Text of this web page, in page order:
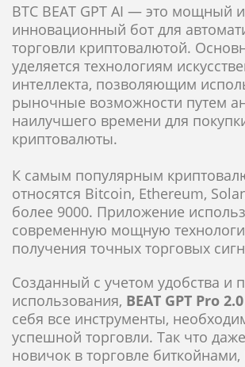
BTC BEAT GPT AI — это мощный и
инновационный бот для
торговли криптовалютой.
уделяется технологиям
интеллекта, позволяющим
рыночные возможности путем
наилучшего времени для
криптовалюты.
К самым популярным
относятся Bitcoin, Ethereum,
более 9000. Приложение
современную мощную
получения точных торговых
Созданный с учетом удобства и
использования, BEAT GPT Pro 2.0
себя все инструменты,
успешной торговли. Так что
новичок в торговле биткойнами,